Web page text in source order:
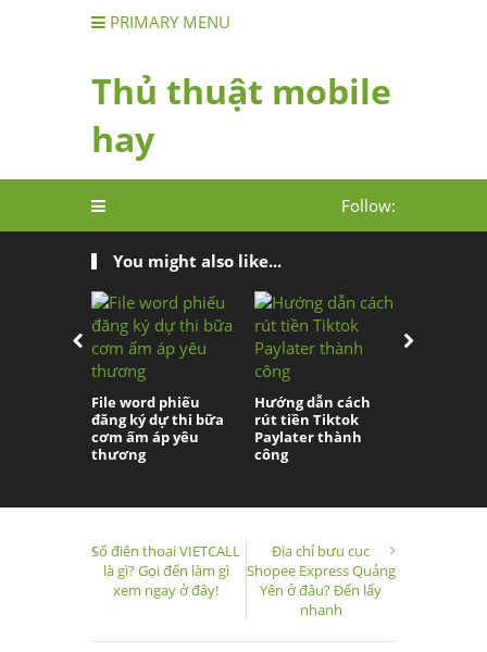
PRIMARY MENU
Thủ thuật mobile
hay
Follow:
You might also like...
File word phiếu
đăng ký dự thi bữa
cơm ấm áp yêu
thương
Hướng dẫn cách
rút tiền Tiktok
Paylater thành
công
Số điện thoại VIETCALL
là gì? Gọi đến làm gì
xem ngay ở đây!
Địa chỉ bưu cục
Shopee Express Quảng
Yên ở đâu? Đến lấy
nhanh